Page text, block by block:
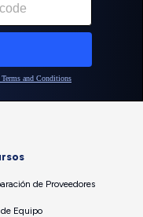
de Proveedores
Equipo